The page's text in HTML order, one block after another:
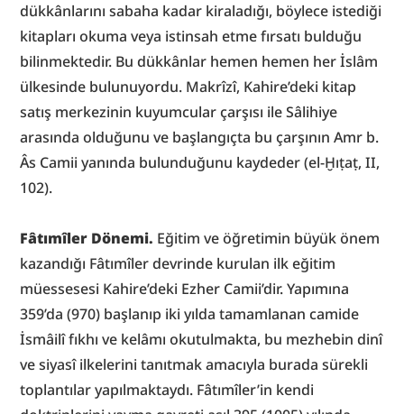
dükkânlarını sabaha kadar kiraladığı, böylece istediği
kitapları okuma veya istinsah etme fırsatı bulduğu
bilinmektedir. Bu dükkânlar hemen hemen her İslâm
ülkesinde bulunuyordu. Makrîzî, Kahire’deki kitap
satış merkezinin kuyumcular çarşısı ile Sâlihiye
arasında olduğunu ve başlangıçta bu çarşının Amr b.
Âs Camii yanında bulunduğunu kaydeder (el-Ḫıṭaṭ, II,
102).
Fâtımîler Dönemi. Eğitim ve öğretimin büyük önem
kazandığı Fâtımîler devrinde kurulan ilk eğitim
müessesesi Kahire’deki Ezher Camii’dir. Yapımına
359’da (970) başlanıp iki yılda tamamlanan camide
İsmâilî fıkhı ve kelâmı okutulmakta, bu mezhebin dinî
ve siyasî ilkelerini tanıtmak amacıyla burada sürekli
toplantılar yapılmaktaydı. Fâtımîler’in kendi